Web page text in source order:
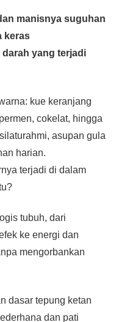
p
y
k
ar
e
manisnya suguhan
keras
yang terjadi
kue keranjang
cokelat, hingga
asupan gula
harian.
terjadi di dalam
tubuh, dari
ke energi dan
mengorbankan
dasar tepung ketan
dan pati